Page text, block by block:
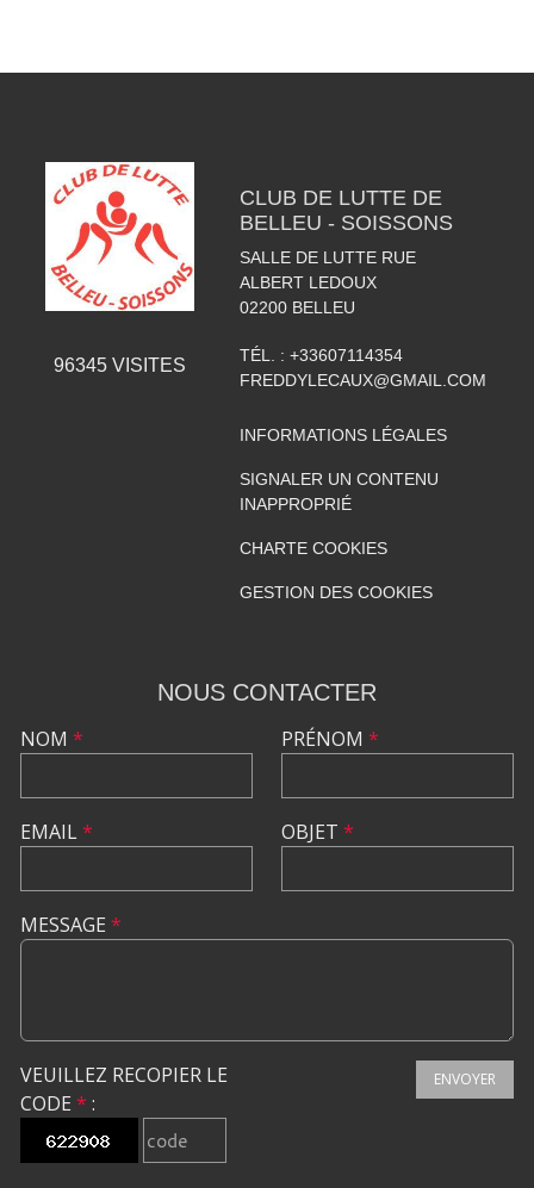
96345VISITES
CLUB DE LUTTE DE
BELLEU - SOISSONS
SALLE DE LUTTE RUE
ALBERT LEDOUX
02200 BELLEU
TÉL. : +33607114354
FREDDYLECAUX@GMAIL.COM
INFORMATIONS LÉGALES
SIGNALER UN CONTENU
INAPPROPRIÉ
CHARTE COOKIES
GESTION DES COOKIES
NOUS CONTACTER
NOM *
EMAIL*
PRÉNOM *
OBJET *
MESSAGE *
VEUILLEZ RECOPIER LE
CODE * :
ENVOYER